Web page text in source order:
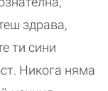
здрава,
ти сини
Никога няма